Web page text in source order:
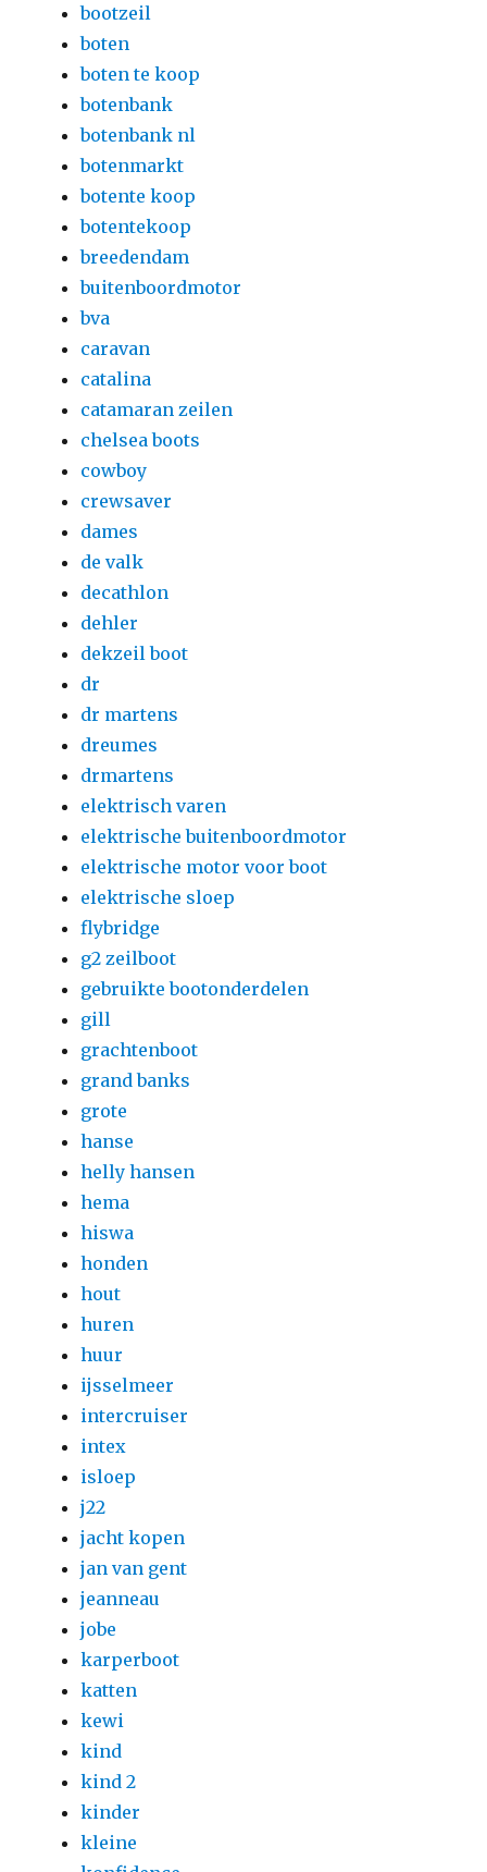
bootzeil
boten
boten te koop
botenbank
botenbank nl
botenmarkt
botente koop
botentekoop
breedendam
buitenboordmotor
bva
caravan
catalina
catamaran zeilen
chelsea boots
cowboy
crewsaver
dames
de valk
decathlon
dehler
dekzeil boot
dr
dr martens
dreumes
drmartens
elektrisch varen
elektrische buitenboordmotor
elektrische motor voor boot
elektrische sloep
flybridge
g2 zeilboot
gebruikte bootonderdelen
gill
grachtenboot
grand banks
grote
hanse
helly hansen
hema
hiswa
honden
hout
huren
huur
ijsselmeer
intercruiser
intex
isloep
j22
jacht kopen
jan van gent
jeanneau
jobe
karperboot
katten
kewi
kind
kind 2
kinder
kleine